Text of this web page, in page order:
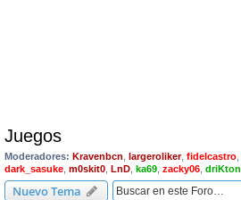
Juegos
Moderadores: Kravenbcn largeroliker, fidelcastro
dark_sasuke m0skit0 LnD ka69 zacky06 driKton
Nuevo Tema